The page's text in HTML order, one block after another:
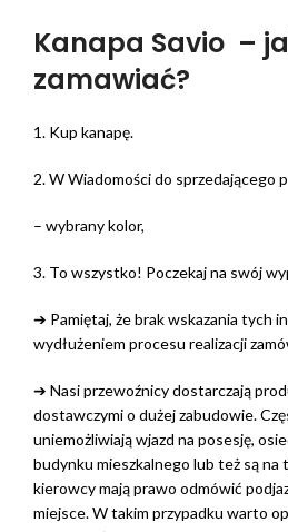
Kanapa Savio –
zamawiać?
1. Kup kanapę.
2. W Wiadomości do sprzedającego
– wybrany kolor,
3. To wszystko! Poczekaj na swój
➔ Pamiętaj, że brak wskazania tych
wydłużeniem procesu realizacji
➔ Nasi przewoźnicy dostarczają
dostawczymi o dużej zabudowie.
uniemożliwiają wjazd na posesję,
budynku mieszkalnego lub też są na
kierowcy mają prawo odmówić
miejsce. W takim przypadku warto